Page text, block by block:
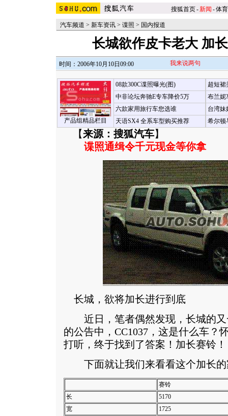
搜狐首页-新闻 -体育
汽车频道 > 新车资讯 > 谍照 > 国内报道
长城欲作皮卡老大 加
时间：2006年10月10日09:00 我来说两句
产品组精品栏目
08款300C谍照曝光(图)
中非论坛奔驰E专车降价5万
六款家用旅行车您选谁
天语SX4 全系车型购买推荐
超短裙
布兰妮
台湾妹
希尔顿
【来源：搜狐汽车】
谍照通缉令千元现金等你拿
长城，欲将加长进行到底
近日，笔者偶然发现，长城的又
的公告中，CC1037，这是什么车？
打听，终于找到了答案！加长赛铃！
下面就让我们来看看这个加长的
赛铃
长
5170
宽
1725